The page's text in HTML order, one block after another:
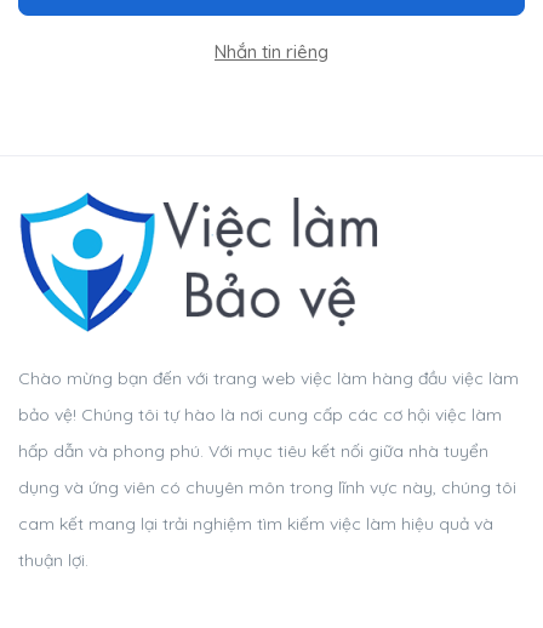
Nhắn tin riêng
Chào mừng bạn đến với trang web việc làm hàng đầu việc làm
bảo vệ! Chúng tôi tự hào là nơi cung cấp các cơ hội việc làm
hấp dẫn và phong phú. Với mục tiêu kết nối giữa nhà tuyển
dụng và ứng viên có chuyên môn trong lĩnh vực này, chúng tôi
cam kết mang lại trải nghiệm tìm kiếm việc làm hiệu quả và
thuận lợi.